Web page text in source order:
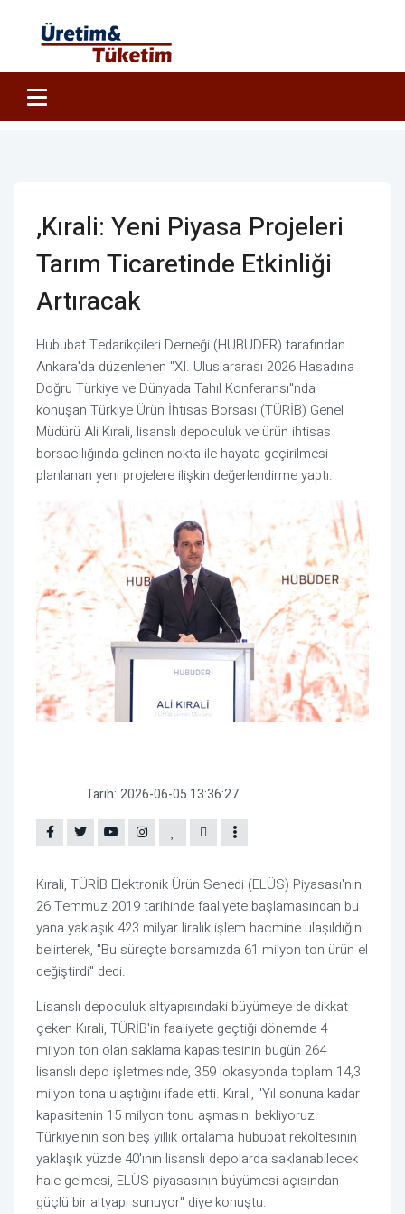
,Kırali: Yeni Piyasa Projeleri
Tarım Ticaretinde Etkinliği
Artıracak
Hububat Tedarikçileri Derneği (HUBUDER) tarafından
Ankara'da düzenlenen "XI. Uluslararası 2026 Hasadına
Doğru Türkiye ve Dünyada Tahıl Konferansı"nda
konuşan Türkiye Ürün İhtisas Borsası (TÜRİB) Genel
Müdürü Ali Kırali, lisanslı depoculuk ve ürün ihtisas
borsacılığında gelinen nokta ile hayata geçirilmesi
planlanan yeni projelere ilişkin değerlendirme yaptı.
Tarih: 2026-06-05 13:36:27
Kırali, TÜRİB Elektronik Ürün Senedi (ELÜS) Piyasası'nın
26 Temmuz 2019 tarihinde faaliyete başlamasından bu
yana yaklaşık 423 milyar liralık işlem hacmine ulaşıldığını
belirterek, "Bu süreçte borsamızda 61 milyon ton ürün el
değiştirdi" dedi.
Lisanslı depoculuk altyapısındaki büyümeye de dikkat
çeken Kırali, TÜRİB'in faaliyete geçtiği dönemde 4
milyon ton olan saklama kapasitesinin bugün 264
lisanslı depo işletmesinde, 359 lokasyonda toplam 14,3
milyon tona ulaştığını ifade etti. Kırali, "Yıl sonuna kadar
kapasitenin 15 milyon tonu aşmasını bekliyoruz.
Türkiye'nin son beş yıllık ortalama hububat rekoltesinin
yaklaşık yüzde 40'ının lisanslı depolarda saklanabilecek
hale gelmesi, ELÜS piyasasının büyümesi açısından
güçlü bir altyapı sunuyor" diye konuştu.